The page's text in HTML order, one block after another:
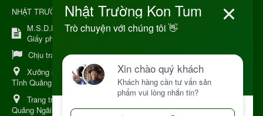
NHẬT TRƯỜNG KON TUM
M.S.D.N: 8344254367, Cấp tại Kon Tum.
Giấy phép số: Số 38A.8009409/HKD
Chịu trách nhiệm:Chủ cơ sở Nguyễn Nhật Trường
Xưởng sản xuất:34 Lý Thường Kiệt, Tổ 6, Phường Kon Tum,
Tỉnh Quảng Ngải
Trang trại Dược Liệu Hữu Cơ:Khu 37 Hộ Xã Măng Đen Tỉnh
Quảng Ngãi